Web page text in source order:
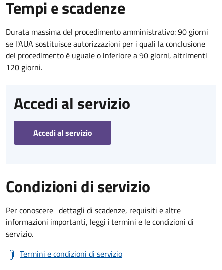
Tempi e scadenze
Durata massima del procedimento amministrativo: 90 giorni
se l'AUA sostituisce autorizzazioni per i quali la conclusione
del procedimento è uguale o inferiore a 90 giorni, altrimenti
120 giorni.
Accedi al servizio
Accedi al servizio
Condizioni di servizio
Per conoscere i dettagli di scadenze, requisiti e altre
informazioni importanti, leggi i termini e le condizioni di
servizio.
Termini e condizioni di servizio